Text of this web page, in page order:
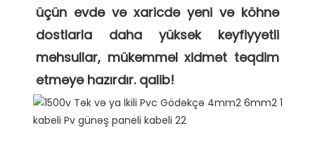
üçün evdə və xaricdə yeni və köhnə
dostlarla daha yüksək keyfiyyətli
məhsullar, mükəmməl xidmət təqdim